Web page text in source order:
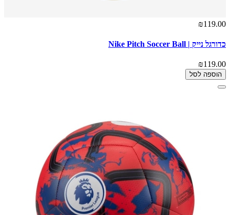
₪119.00
כדורגל נייק | Nike Pitch Soccer Ball
₪119.00
הוספה לסל